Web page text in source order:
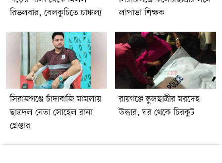
রিভলবার, বেলকুচিতে চাঞ্চল্য
লাপাত্তা শিক্ষক
সিরাজগঞ্জে চাঁদাবাজি মামলায়
ছাত্রদল নেতা সোহেল রানা
গ্রেপ্তার
রায়গঞ্জে স্কুলছাত্রীর মরদেহ
উদ্ধার, ঘর থেকে চিরকুট